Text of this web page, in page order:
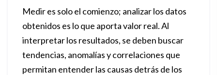
Medir es solo el comienzo; analizar los datos
obtenidos es lo que aporta valor real. Al
interpretar los resultados, se deben buscar
tendencias, anomalías y correlaciones que
permitan entender las causas detrás de los